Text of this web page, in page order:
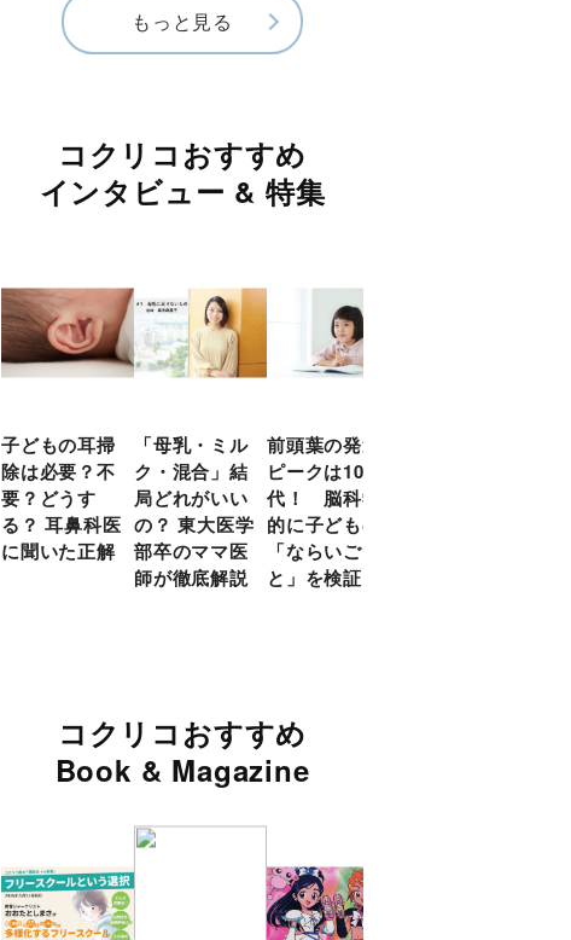
もっと見る
コクリコおすすめ
インタビュー & 特集
子どもの耳掃
除は必要？不
要？どうす
る？ 耳鼻科医
に聞いた正解
「母乳・ミル
ク・混合」結
局どれがいい
の？ 東大医学
部卒のママ医
師が徹底解説
前頭葉の発達
ピークは10
代！ 脳科学
的に子どもの
「ならいご
と」を検証
コクリコおすすめ
Book & Magazine